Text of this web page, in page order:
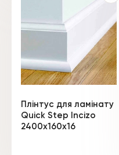
Плінтус для ламінату
Quick Step Incizo
2400x160x16